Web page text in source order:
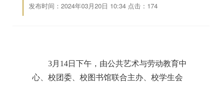
发布时间：2024年03月20日 10:34 点击： 174
3月14日下午，由公共艺术与劳动教育中
心、校团委、校图书馆联合主办、校学生会